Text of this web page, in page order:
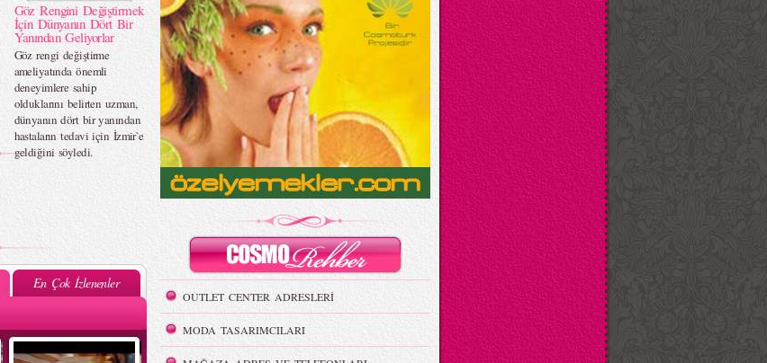
Göz Rengini Değiştirmek
İçin Dünyanın Dört Bir
Yanından Geliyorlar
Göz rengi değiştirme
ameliyatında önemli
deneyimlere sahip
olduklarını belirten uzman,
dünyanın dört bir yanından
hastaların tedavi için İzmir`e
geldiğini söyledi.
En Çok İzlenenler
OUTLET CENTER ADRESLERİ
MODA TASARIMCILARI